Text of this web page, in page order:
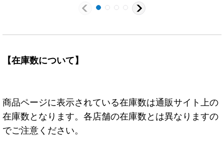
【在庫数について】
商品ページに表示されている在庫数は通販サイト上の
在庫数となります。各店舗の在庫数とは異なりますの
でご注意ください。